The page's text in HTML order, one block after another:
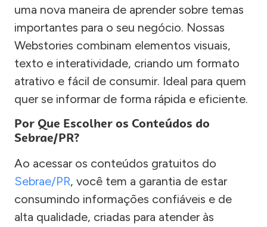
uma nova maneira de aprender sobre temas
importantes para o seu negócio. Nossas
Webstories combinam elementos visuais,
texto e interatividade, criando um formato
atrativo e fácil de consumir. Ideal para quem
quer se informar de forma rápida e eficiente.
Por Que Escolher os Conteúdos do
Sebrae/PR?
Ao acessar os conteúdos gratuitos do
Sebrae/PR, você tem a garantia de estar
consumindo informações confiáveis e de
alta qualidade, criadas para atender às